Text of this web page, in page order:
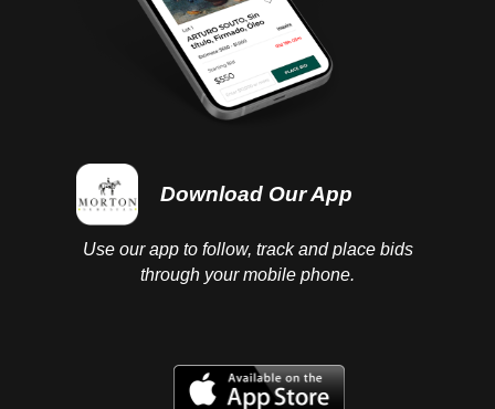
Download Our App
Use our app to follow, track and place bids
through your mobile phone.